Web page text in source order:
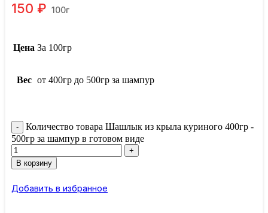
150 ₽ 100г
Цена За 100гр
Вес от 400гр до 500гр за шампур
Количество товара Шашлык из крыла куриного 400гр -
500гр за шампур в готовом виде
В корзину
Добавить в избранное